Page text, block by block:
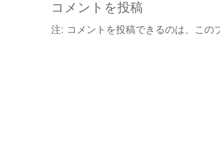
コメントを投稿
注: コメントを投稿できるのは、この